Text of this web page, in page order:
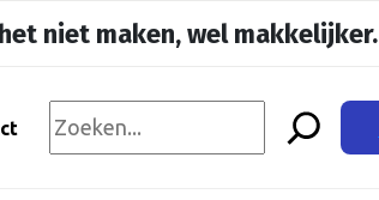
niet maken, wel makkelijker.